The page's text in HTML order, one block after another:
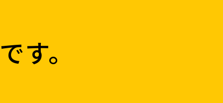
です。